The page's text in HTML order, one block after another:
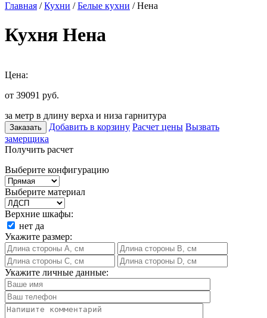
Главная /Кухни /Белые кухни / Нена
Кухня Нена
Цена:
от 39091 руб.
за метр в длину верха и низа гарнитура
Заказать Добавить в корзину Расчет цены Вызвать
замерщика
Получить расчет
Выберите конфигурацию
Выберите материал
Верхние шкафы:
нет да
Укажите размер:
Укажите личные данные: